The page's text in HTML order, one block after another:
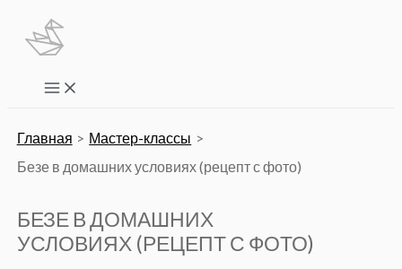
Перейти
содержимому
Main
Menu
Главная
Мастер-классы
Безе в домашних условиях (рецепт с фото)
БЕЗЕ В ДОМАШНИХ
УСЛОВИЯХ (РЕЦЕПТ С ФОТО)